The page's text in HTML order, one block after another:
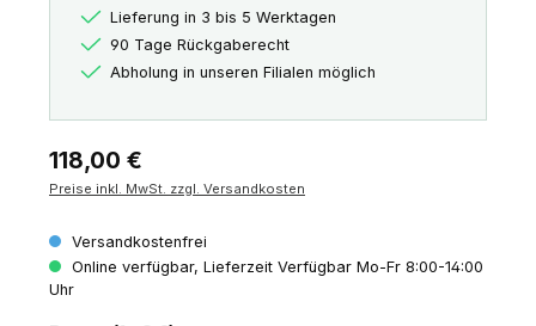
Lieferung in 3 bis 5 Werktagen
90 Tage Rückgaberecht
Abholung in unseren Filialen möglich
Regulärer Preis:
118,00 €
Preise inkl. MwSt. zzgl. Versandkosten
Versandkostenfrei
Online verfügbar, Lieferzeit Verfügbar Mo-Fr 8:00-14:00
Uhr